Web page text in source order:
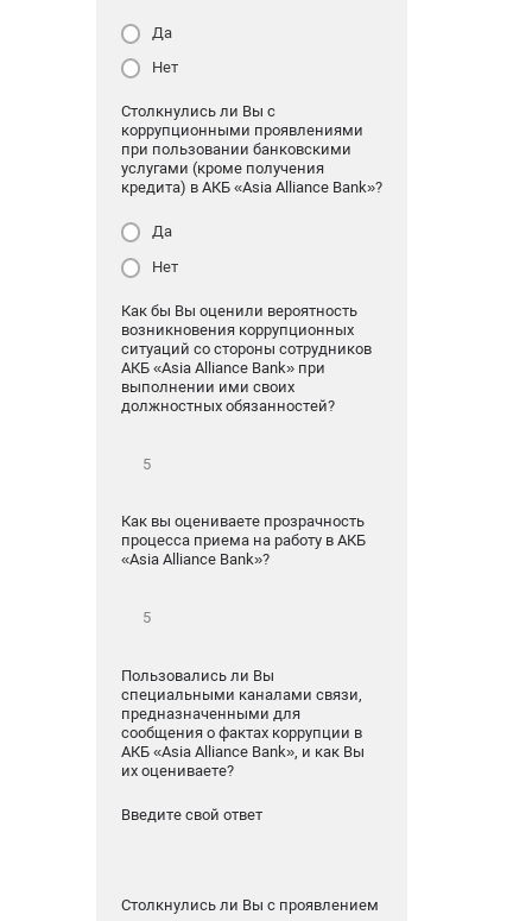
Да
Нет
Столкнулись ли Вы с
коррупционными проявлениями
при пользовании банковскими
услугами (кроме получения
кредита) в АКБ «Asia Alliance Bank»?
Да
Нет
Как бы Вы оценили вероятность
возникновения коррупционных
ситуаций со стороны сотрудников
АКБ «Asia Alliance Bank» при
выполнении ими своих
должностных обязанностей?
Как вы оцениваете прозрачность
процесса приема на работу в АКБ
«Asia Alliance Bank»?
Пользовались ли Вы
специальными каналами связи,
предназначенными для
сообщения о фактах коррупции в
АКБ «Asia Alliance Bank», и как Вы
их оцениваете?
Введите свой ответ
Столкнулись ли Вы с проявлением